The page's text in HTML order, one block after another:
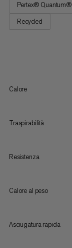
Pertex® Quantum®
Recycled
Calore
Traspirabilità
Resistenza
Calore al peso
Asciugatura rapida